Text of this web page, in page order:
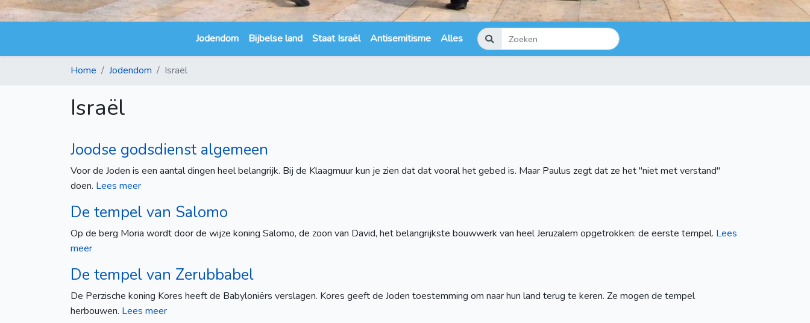
Jodendom Bijbelse land Staat Israël Antisemitisme Alles
Home Jodendom Israël
Israël
Joodse godsdienst algemeen
Voor de Joden is een aantal dingen heel belangrijk. Bij de Klaagmuur kun je zien dat dat vooral het gebed is. Maar Paulus zegt dat ze het "niet met verstand"
doen. Lees meer
De tempel van Salomo
Op de berg Moria wordt door de wijze koning Salomo, de zoon van David, het belangrijkste bouwwerk van heel Jeruzalem opgetrokken: de eerste tempel. Lees
meer
De tempel van Zerubbabel
De Perzische koning Kores heeft de Babyloniërs verslagen. Kores geeft de Joden toestemming om naar hun land terug te keren. Ze mogen de tempel
herbouwen. Lees meer